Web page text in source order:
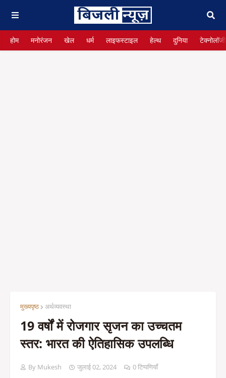
होम मनोरंजन खेल धर्म लाइफस्टाइल हेल्थ दुनिया टेक्नोलॉजी
मुख्यपृष्ठ अर्थव्यवस्था
19 वर्षों में रोजगार सृजन का उच्चतम
स्तर: भारत की ऐतिहासिक उपलब्धि
By Mukesh जुलाई 02, 2024 0 टिप्पणियाँ